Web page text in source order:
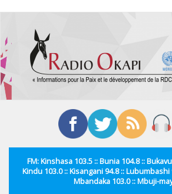
contenu
principal
FM: Kinshasa 103.5 :: Bunia 104.8 ::
Kindu 103.0 :: Kisangani 94.8 :: Lubumbashi
Mbandaka 103.0 :: Mbuji-